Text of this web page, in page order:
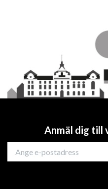
Anmäl dig till